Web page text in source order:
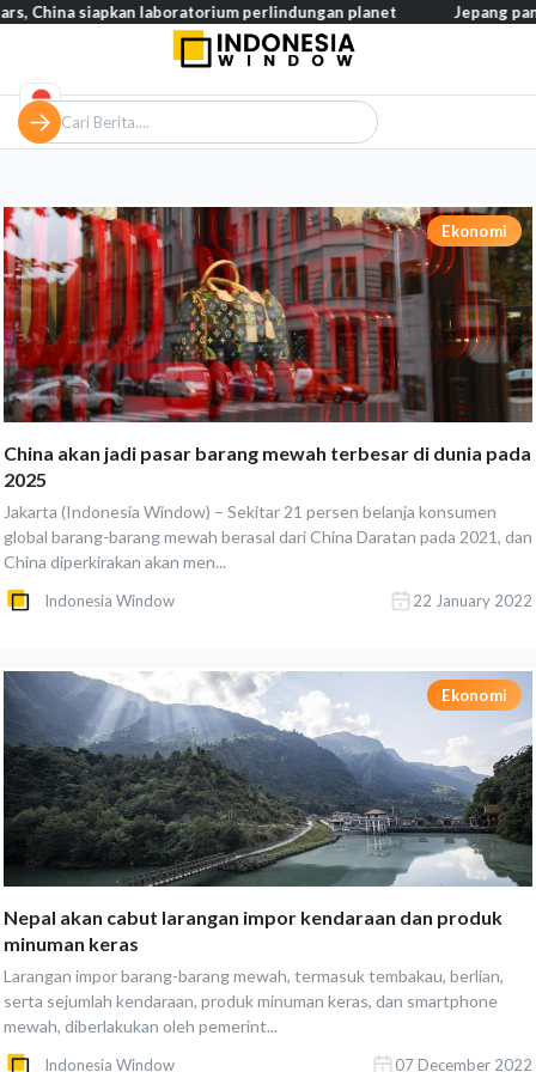
Ekonomi
China akan jadi pasar barang mewah terbesar di dunia pada
2025
Jakarta (Indonesia Window) – Sekitar 21 persen belanja konsumen
global barang-barang mewah berasal dari China Daratan pada 2021, dan
China diperkirakan akan men...
Indonesia Window 22 January 2022
Ekonomi
Nepal akan cabut larangan impor kendaraan dan produk
minuman keras
Larangan impor barang-barang mewah, termasuk tembakau, berlian,
serta sejumlah kendaraan, produk minuman keras, dan smartphone
mewah, diberlakukan oleh pemerint...
Indonesia Window 07 December 2022
China siapkan laboratorium perlindungan planet Jepang